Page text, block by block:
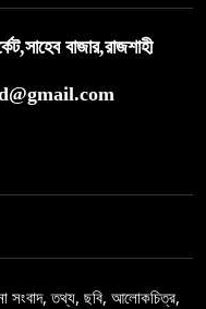
বাজার,রাজশাহী
সংবাদ, তথ্য, ছবি, আলোকচিত্র,